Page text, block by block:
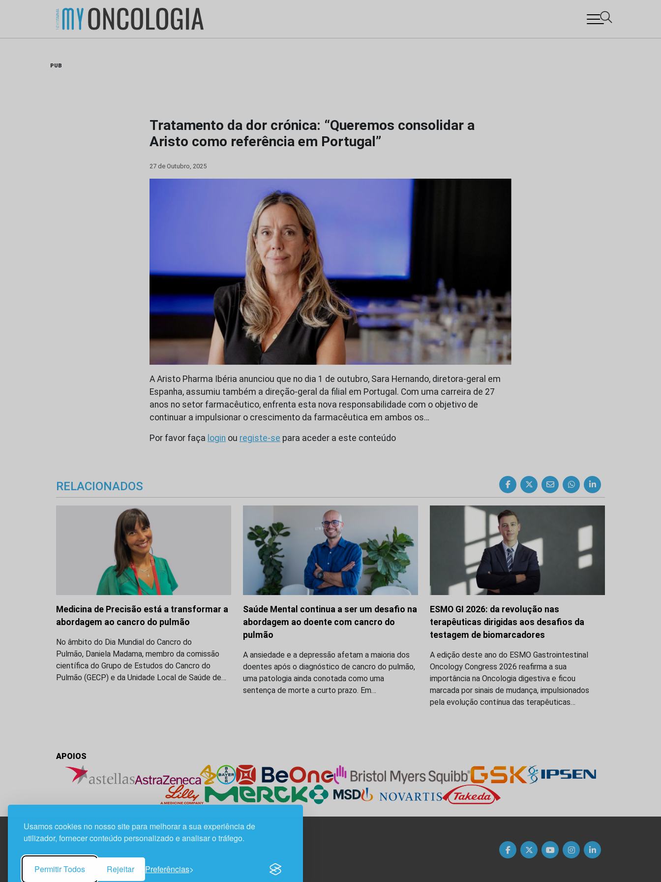
Usamos cookies no nosso site para melhorar a sua experiência de
utilizador, fornecer conteúdo personalizado e analisar o tráfego.
Permitir Todos Rejeitar Preferências
PUB
Tratamento da dor crónica: “Queremos consolidar a
Aristo como referência em Portugal”
27 de Outubro, 2025
A Aristo Pharma Ibéria anunciou que no dia 1 de outubro, Sara Hernando, diretora-geral em
Espanha, assumiu também a direção-geral da filial em Portugal. Com uma carreira de 27
anos no setor farmacêutico, enfrenta esta nova responsabilidade com o objetivo de
continuar a impulsionar o crescimento da farmacêutica em ambos os…
Por favor faça login ou registe-se para aceder a este conteúdo
RELACIONADOS
Medicina de Precisão está a transformar a
abordagem ao cancro do pulmão
No âmbito do Dia Mundial do Cancro do
Pulmão, Daniela Madama, membro da comissão
científica do Grupo de Estudos do Cancro do
Pulmão (GECP) e da Unidade Local de Saúde de…
Saúde Mental continua a ser um desafio na
abordagem ao doente com cancro do
pulmão
A ansiedade e a depressão afetam a maioria dos
doentes após o diagnóstico de cancro do pulmão,
uma patologia ainda conotada como uma
sentença de morte a curto prazo. Em…
ESMO GI 2026: da revolução nas
terapêuticas dirigidas aos desafios da
testagem de biomarcadores
A edição deste ano do ESMO Gastrointestinal
Oncology Congress 2026 reafirma a sua
importância na Oncologia digestiva e ficou
marcada por sinais de mudança, impulsionados
pela evolução contínua das terapêuticas…
APOIOS
1800-282 Lisboa | Portugal
21 850 40 65